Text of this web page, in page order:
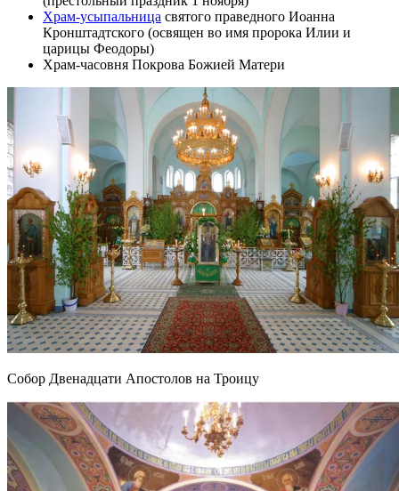
Храм-усыпальница святого праведного Иоанна
Кронштадтского (освящен во имя пророка Илии и
царицы Феодоры)
Храм-часовня Покрова Божией Матери
Собор Двенадцати Апостолов на Троицу